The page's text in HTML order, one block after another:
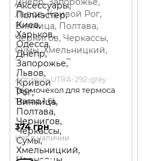
Артикул: UTRA-292-grey
Термочехол для термоса
Tramp 1.6L
374 грн
Нет в наличии